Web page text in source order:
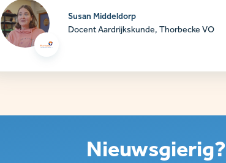
Susan Middeldorp
Docent Aardrijkskunde, Thorbecke VO
Nieuwsgierig?